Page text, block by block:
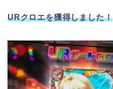
URクロエを獲得しました！